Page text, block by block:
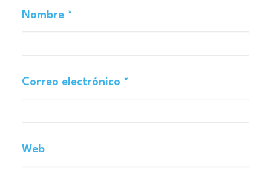
Nombre *
Correo electrónico *
Web